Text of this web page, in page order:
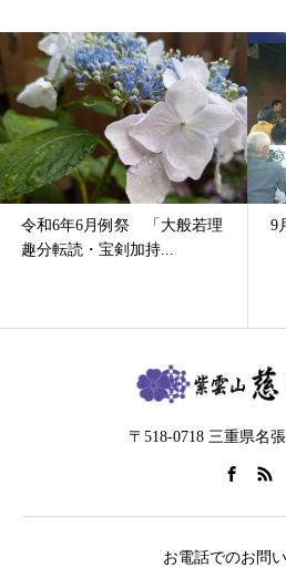
大般若理
...
9月度例祭
〒518-0718 三重県名
お電話でのお問